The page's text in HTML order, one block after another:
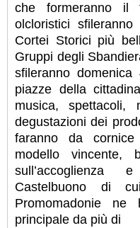
che formeranno il
olcloristici
Cortei Storici più
Gruppi degli
sfileranno
piazze della
musica, spettacoli,
degustazioni dei
faranno da cornice
modello vincente,
Castelbuono di
Promomadonie
principale da più di